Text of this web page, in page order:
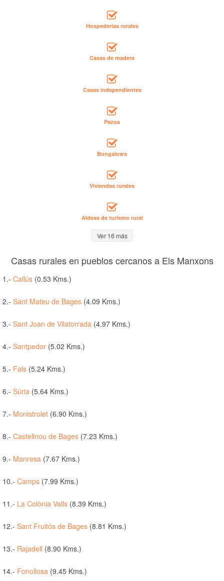
Hospederías rurales
Casas de madera
Casas independientes
Pazos
Bungalows
Viviendas rurales
Aldeas de turismo rural
Ver 16 más
Casas rurales en pueblos cercanos a Els Manxons
1.- Callús (0.53 Kms.)
2.- Sant Mateu de Bages (4.09 Kms.)
3.- Sant Joan de Vilatorrada (4.97 Kms.)
4.- Santpedor (5.02 Kms.)
5.- Fals (5.24 Kms.)
6.- Súria (5.64 Kms.)
7.- Monistrolet (6.90 Kms.)
8.- Castellnou de Bages (7.23 Kms.)
9.- Manresa (7.67 Kms.)
10.- Camps (7.99 Kms.)
11.- La Colònia Valls (8.39 Kms.)
12.- Sant Fruitós de Bages (8.81 Kms.)
13.- Rajadell (8.90 Kms.)
14.- Fonollosa (9.45 Kms.)